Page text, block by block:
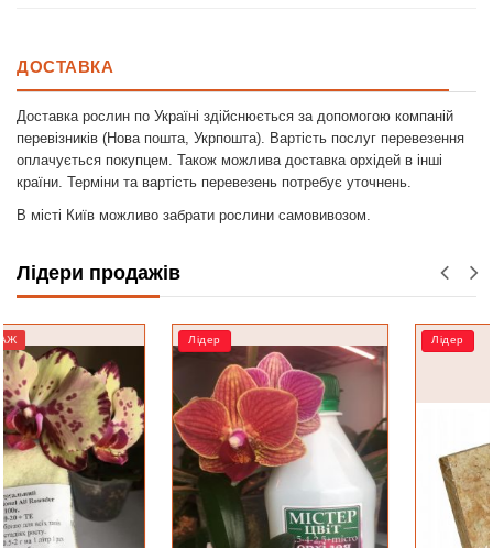
ДОСТАВКА
Доставка рослин по Україні здійснюється за допомогою компаній
перевізників (Нова пошта, Укрпошта). Вартість послуг перевезення
оплачується покупцем. Також можлива доставка орхідей в інші
країни. Терміни та вартість перевезень потребує уточнень.
В місті Київ можливо забрати рослини самовивозом.
Лідери продажів